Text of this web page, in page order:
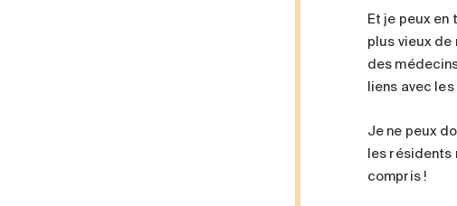
Et je peux en
plus vieux de
des
liens avec
Je ne peux
les
compris !